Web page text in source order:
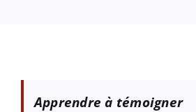
Apprendre à témoigner